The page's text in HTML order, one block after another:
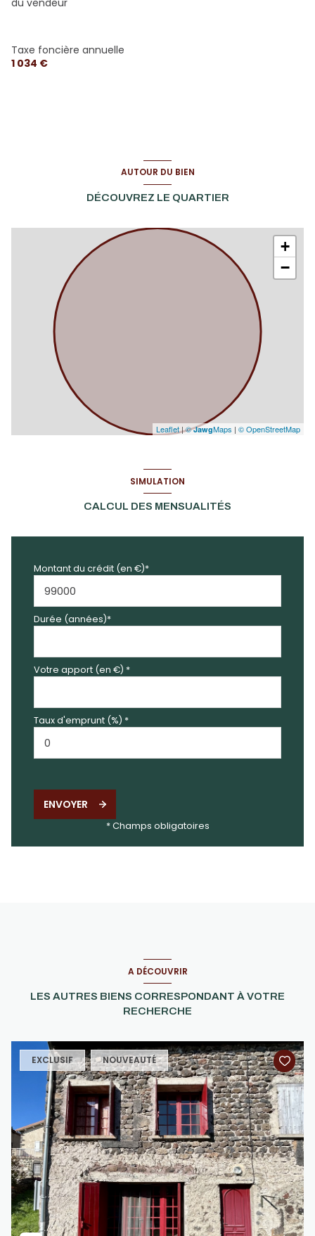
Taxe foncière annuelle
1 034 €
AUTOUR DU BIEN
DÉCOUVREZ LE QUARTIER
+
−
Leaflet|©JawgMaps | © OpenStreetMap
SIMULATION
CALCUL DES MENSUALITÉS
Montant du crédit (en €)*
Durée (années)*
Votre apport (en €) *
Taux d'emprunt (%) *
ENVOYER
* Champs obligatoires
A DÉCOUVRIR
LES AUTRES BIENS CORRESPONDANT À VOTRE
RECHERCHE
EXCLUSIF NOUVEAUTÉ